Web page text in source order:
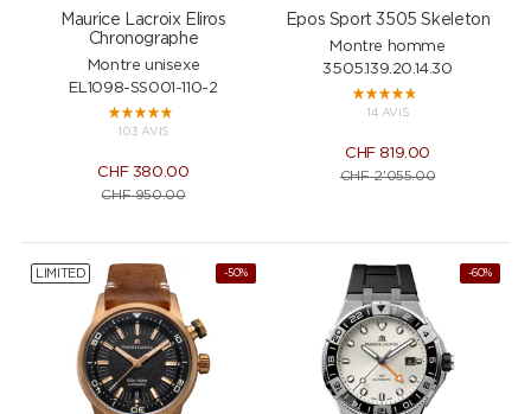
Maurice Lacroix Eliros
Chronographe
Montre unisexe
EL1098-SS001-110-2
103 AVIS
CHF 380.00
CHF950.00
Epos Sport 3505 Skeleton
Montre homme
3505.139.20.14.30
14 AVIS
CHF 819.00
CHF2'055.00
-50%
LIMITED -60%